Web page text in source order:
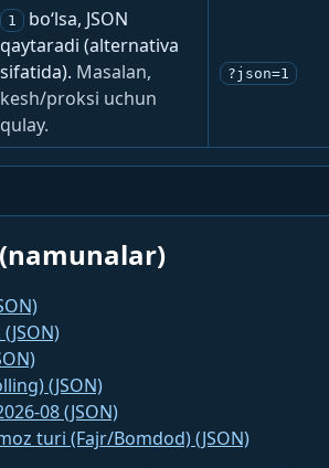
1
bo‘lsa, JSON
qaytaradi (alternativa
sifatida). Masalan,
kesh/proksi uchun
qulay.
?json=1
(JSON)
08 (JSON)
turi (Fajr/Bomdod) (JSON)